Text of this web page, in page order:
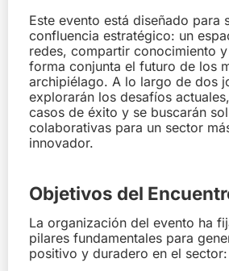
Este evento está diseñado para
confluencia estratégico: un
redes, compartir conocimiento
forma conjunta el futuro de los
archipiélago. A lo largo de dos
explorarán los desafíos
casos de éxito y se buscarán
colaborativas para un sector
innovador.
Objetivos del
La organización del evento ha
pilares fundamentales para
positivo y duradero en el sector: